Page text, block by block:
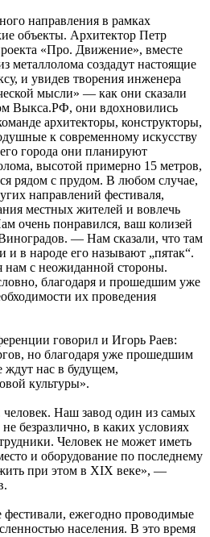
направления в рамках
объекты. Архитектор Петр
«Про. Движение», вместе
металлолома создадут настоящие
и увидев творения инженера
мысли» — как они сказали
Выкса.РФ, они вдохновились
архитекторы, конструкторы,
к современному искусству
города они планируют
высотой примерно 15 метров,
рядом с прудом. В любом случае,
направлений фестиваля,
местных жителей и вовлечь
очень понравился, ваш колизей
— Нам сказали, что там
и в народе его называют „пятак“.
нам с неожиданной стороны.
благодаря и прошедшим уже
их проведения
говорил и Игорь Раев:
но благодаря уже прошедшим
ждут нас в будущем,
культуры».
Наш завод один из самых
безразлично, в каких условиях
Человек не может иметь
и оборудование по последнему
при этом в XIX веке», —
ежегодно проводимые
населения. В это время